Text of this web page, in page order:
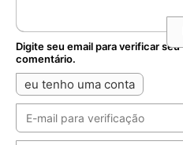
Digite seu email para verificar seu
comentário.
eu tenho uma conta